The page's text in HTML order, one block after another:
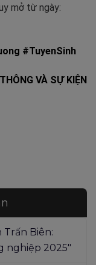
mở từ ngày:
#TuyenSinh
VÀ SỰ KIỆN
Biên:
nghiệp 2025"